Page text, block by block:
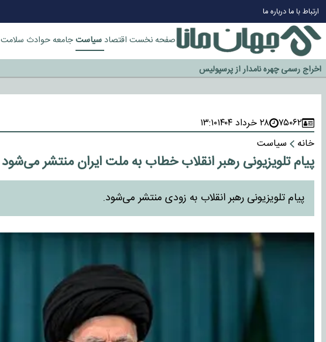
ارتباط با مادرباره ما
صفحه نخست اقتصاد سیاستجامعهحوادث سلامت
چرا طلا دوباره افزایشی شد؟
گزینه جدایی اوسمار روی میز مدیران پرسپولیس
آیا رئیس جمهور آمریکا قانون را دور می‌زند؟
اخراج رسمی چهره نامدار از پرسپولیس
سازمان اطلاعات سپاه: پروژه دولت ترامپ برای مهار چین، روسیه و اروپا شکست خورد
۷۵۰۶۲ ۲۸ خرداد ۱۴۰۴
۱۳:۱۰
خانه
سیاست
پیام تلویزیونی رهبر انقلاب خطاب به ملت ایران منتشر می‌شود
پیام تلویزیونی رهبر انقلاب به زودی منتشر می‌شود.